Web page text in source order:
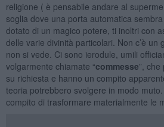
religione ( è pensabile andare al
soglia dove una porta automatica
dotato di un magico potere, ti inoltri con
delle varie divinità particolari. Non c’è un
non si vede. Ci sono ierodule, umili
volgarmente chiamate “commesse”,
su richiesta e hanno un compito
teoria potrebbero svolgere in modo
compito di trasformare materialmente le